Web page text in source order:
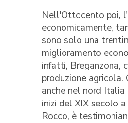
Nell'Ottocento poi,
economicamente,
sono solo una
miglioramento
infatti, Breganzona,
produzione agricola.
anche nel nord
inizi del XIX secolo
Rocco, è